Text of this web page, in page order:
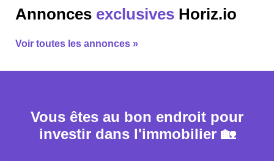
Annonces exclusives Horiz.io
Voir toutes les annonces »
Vous êtes au bon endroit pour
investir dans l'immobilier 🏡